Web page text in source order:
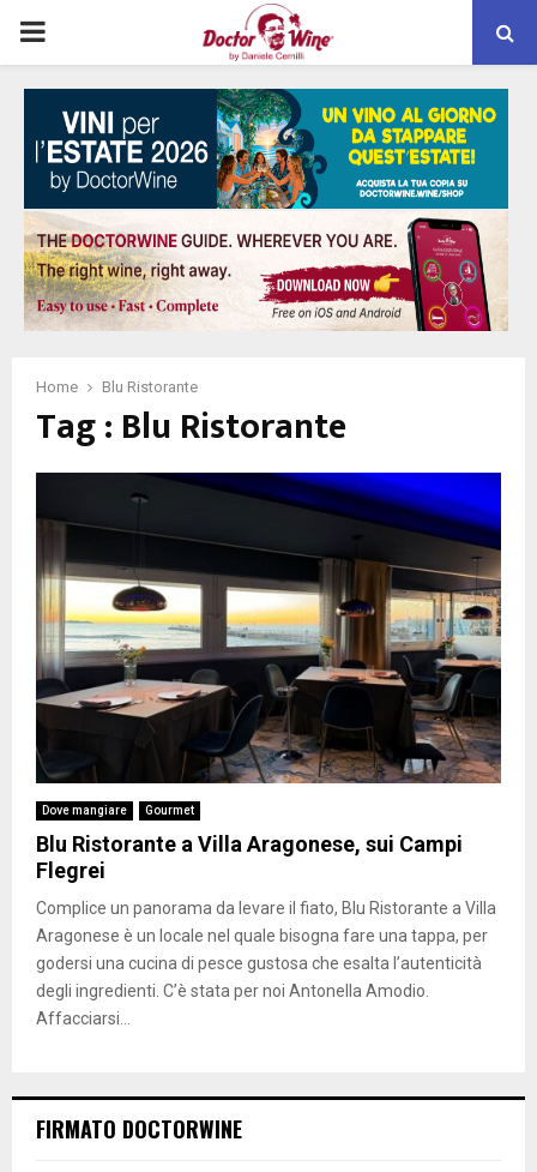
PRIMARY
MENU
Home Blu Ristorante
Tag : Blu Ristorante
Dove mangiare Gourmet
Blu Ristorante a Villa Aragonese, sui Campi
Flegrei
Complice un panorama da levare il fiato, Blu Ristorante a Villa
Aragonese è un locale nel quale bisogna fare una tappa, per
godersi una cucina di pesce gustosa che esalta l’autenticità
degli ingredienti. C’è stata per noi Antonella Amodio.
Affacciarsi...
FIRMATO DOCTORWINE